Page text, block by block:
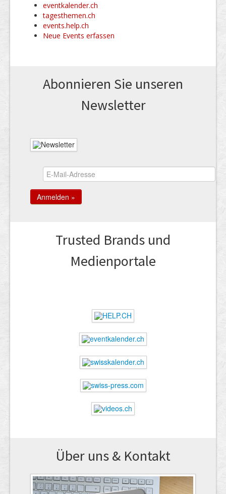
eventkalender.ch
tagesthemen.ch
events.help.ch
Neue Events erfassen
Abonnieren Sie unseren
News­letter
Trusted Brands und
Medienportale
Über uns & Kontakt